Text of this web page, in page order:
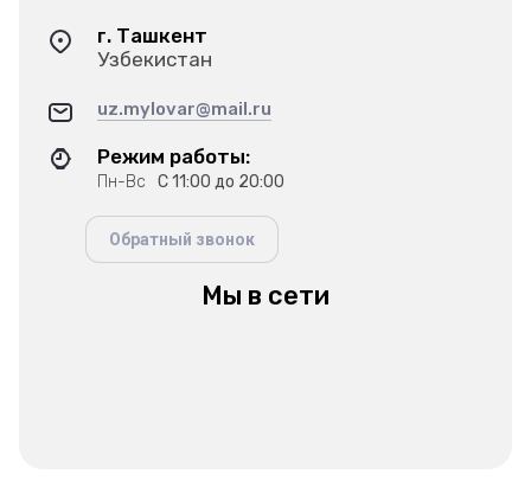
г. Ташкент
Узбекистан
uz.mylovar@mail.ru
Режим работы:
Пн-Вс С 11:00 до 20:00
Обратный звонок
Мы в сети